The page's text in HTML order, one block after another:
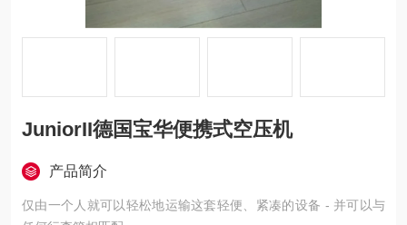
JuniorII德国宝华便携式空压机
产品简介
仅由一个人就可以轻松地运输这套轻便、紧凑的设备 - 并可以与